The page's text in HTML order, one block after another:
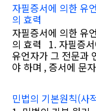
자필증서에 의한 유
의 효력
자필증서에 의한 유
의 효력 1. 자필증
유언자가 그 전문과
야 하며 , 증서에 문
민법의 기본원칙(사